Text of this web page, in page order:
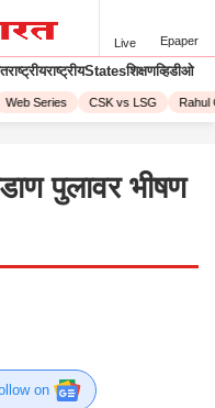
Live Epaper
राष्ट्रीयStatesशिक्षणव्हिडीओ
Web Series CSK vs LSG Rahul
पुलावर भीषण
on